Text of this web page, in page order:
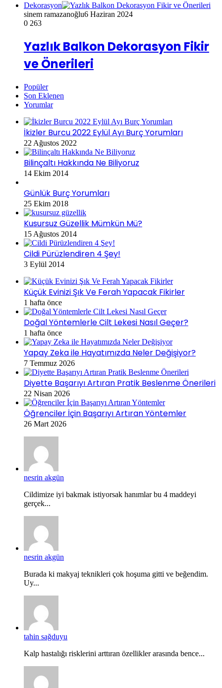
Dekorasyon
sinem ramazanoğlu6 Haziran 2024
0 263
Yazlık Balkon Dekorasyon Fikir
ve Önerileri
Popüler
Son Eklenen
Yorumlar
İkizler Burcu 2022 Eylül Ayı Burç Yorumları
22 Ağustos 2022
Bilinçaltı Hakkında Ne Biliyoruz
14 Ekim 2014
Günlük Burç Yorumları
25 Ekim 2018
Kusursuz Güzellik Mümkün Mü?
15 Ağustos 2014
Cildi Pürüzlendiren 4 Şey!
3 Eylül 2014
Küçük Evinizi Şık Ve Ferah Yapacak Fikirler
1 hafta önce
Doğal Yöntemlerle Cilt Lekesi Nasıl Geçer?
1 hafta önce
Yapay Zeka ile Hayatımızda Neler Değişiyor?
7 Temmuz 2026
Diyette Başarıyı Artıran Pratik Beslenme Önerileri
22 Nisan 2026
Öğrenciler İçin Başarıyı Artıran Yöntemler
26 Mart 2026
nesrin akgün
Cildimize iyi bakmak istiyorsak hanımlar bu 4 maddeyi
gerçek...
nesrin akgün
Burada ki makyaj teknikleri çok hoşuma gitti ve beğendim.
Uy...
tahin sağduyu
Kalp hastalığı risklerini arttıran özellikler arasında bence...